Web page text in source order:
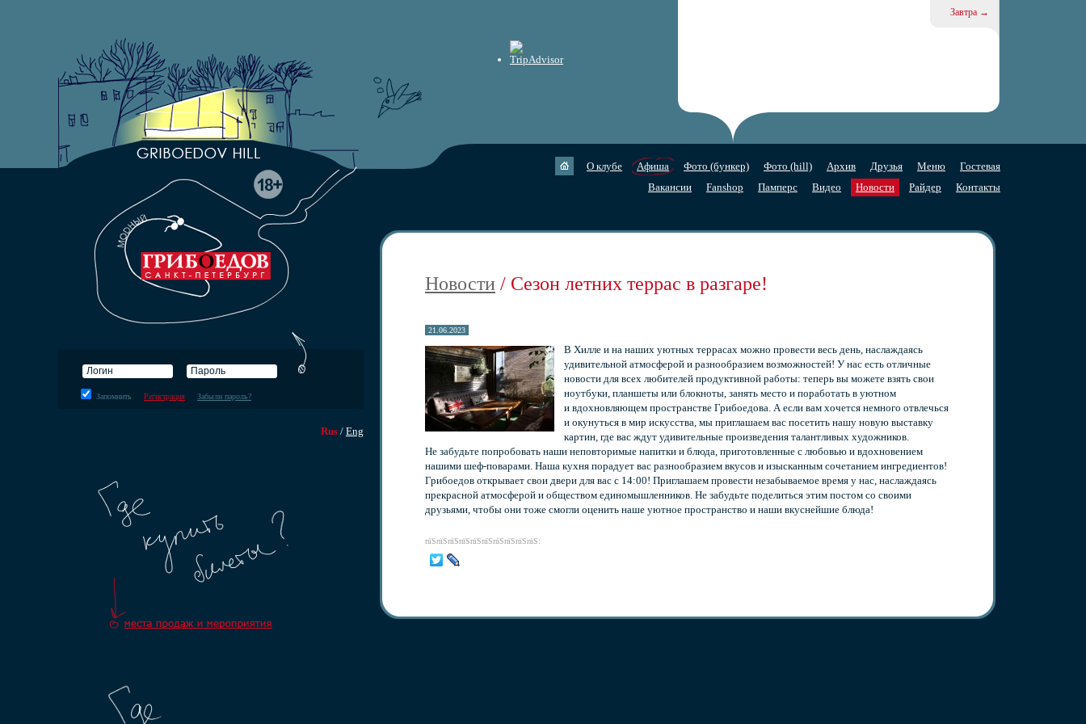
Завтра →
О клубе Афиша Фото (бункер) Фото (hill) Архив Друзья Меню
Гостевая
Вакансии
Fanshop Памперс Видео Новости Райдер Контакты
Запомнить Регистрация Забыли пароль?
Rus / Eng
Новости / Сезон летних террас в разгаре!
21.06.2023
В Хилле и на наших уютных террасах можно провести весь день, наслаждаясь
удивительной атмосферой и разнообразием возможностей! У нас есть отличные
новости для всех любителей продуктивной работы: теперь вы можете взять свои
ноутбуки, планшеты или блокноты, занять место и поработать в уютном
и вдохновляющем пространстве Грибоедова. А если вам хочется немного отвлечься
и окунуться в мир искусства, мы приглашаем вас посетить нашу новую выставку
картин, где вас ждут удивительные произведения талантливых художников.
Не забудьте попробовать наши неповторимые напитки и блюда, приготовленные с любовью и вдохновением
нашими шеф-поварами. Наша кухня порадует вас разнообразием вкусов и изысканным сочетанием ингредиентов!
Грибоедов открывает свои двери для вас с 14:00! Приглашаем провести незабываемое время у нас, наслаждаясь
прекрасной атмосферой и обществом единомышленников. Не забудьте поделиться этим постом со своими
друзьями, чтобы они тоже смогли оценить наше уютное пространство и наши вкуснейшие блюда!
пїЅпїЅпїЅпїЅпїЅпїЅпїЅпїЅпїЅпїЅ: